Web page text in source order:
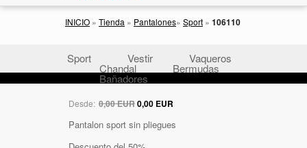
INICIO » Tienda » Pantalones» Sport » 106110
Sport Vestir Vaqueros
Chandal Bermudas
Bañadores
Desde: 0,00 EUR0,00 EUR
Pantalon sport sin pliegues